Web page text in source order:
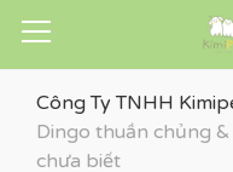
Công Ty TNHH
Dingo thuần chủng
chưa biết